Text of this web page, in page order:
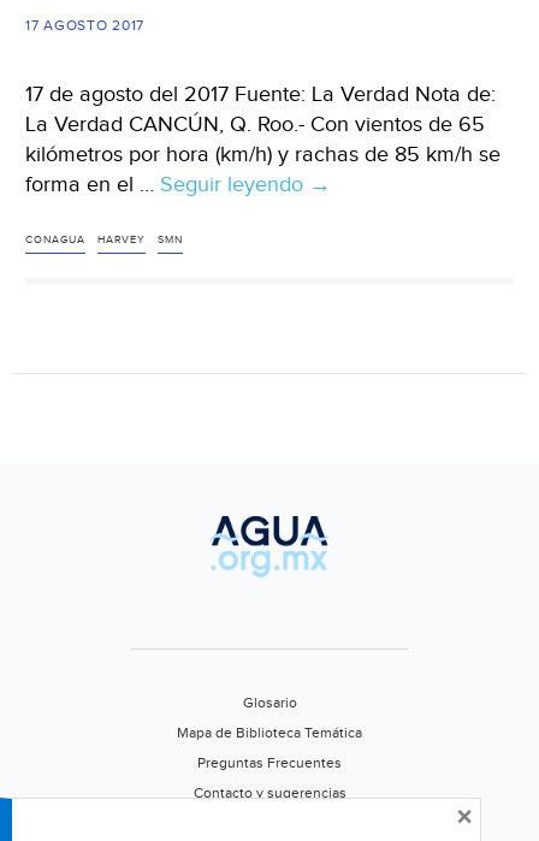
de
17 AGOSTO 2017
17 de agosto del 2017 Fuente: La Verdad Nota de:
La Verdad CANCÚN, Q. Roo.- Con vientos de 65
kilómetros por hora (km/h) y rachas de 85 km/h se
forma en el … Seguir leyendo Se
→
CONAGUA HARVEY SMN
Glosario
Mapa de Biblioteca Temática
Preguntas Frecuentes
Contacto y sugerencias
×